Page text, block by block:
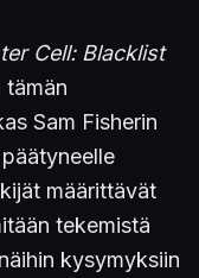
Cell: Blacklist
tämän
Sam Fisherin
määrittävät
tekemistä
kysymyksiin